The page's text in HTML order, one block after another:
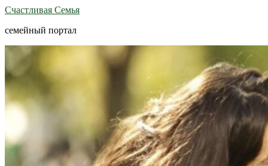
Счастливая Семья
семейный портал